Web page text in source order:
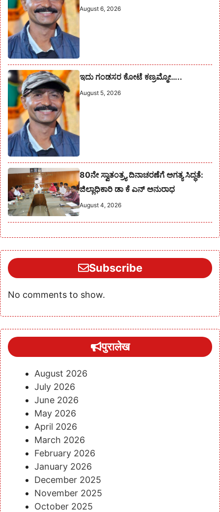
August 6, 2026
ಇದು ಗಂಡಸರ ಕೋಟೆ ಕಣ್ರಮ್ಮೋ…..
August 5, 2026
80ನೇ ಸ್ವಾತಂತ್ರ್ಯ ದಿನಾಚರಣೆಗೆ ಅಗತ್ಯ ಸಿದ್ಧತೆ:
ಜಿಲ್ಲಾಧಿಕಾರಿ ಡಾ ಕೆ ಎನ್ ಅನುರಾಧ
August 4, 2026
Subscribe
No comments to show.
पुरालेख
August 2026
July 2026
June 2026
May 2026
April 2026
March 2026
February 2026
January 2026
December 2025
November 2025
October 2025